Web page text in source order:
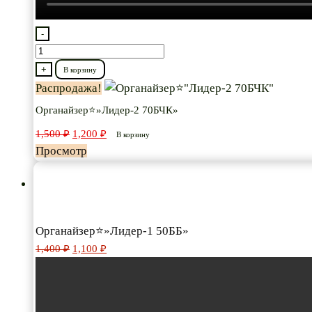
-
Количество
товара
Органайзер⭐"Лидер-2
+ В корзину
Распродажа!
Органайзер⭐»Лидер-2 70БЧК»
1,500₽ Первоначальная
цена
составляла
1,500 ₽.
1,200 ₽цена:В корзину
Просмотр
Органайзер⭐»Лидер-1 50ББ»
1,400₽ Первоначальная
цена
1,100 ₽цена: